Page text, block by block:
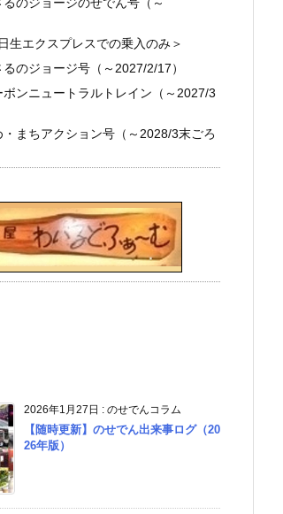
生エクスプレスでの乗入のみ＞
るのジョージ号（～2027/2/17）
ボンニュートラルトレイン（～2027/3
・まちアクション号（～2028/3末ごろ
2026年1月27日 : のせでんコラム
【随時更新】のせでん出来事ログ（20
26年版）